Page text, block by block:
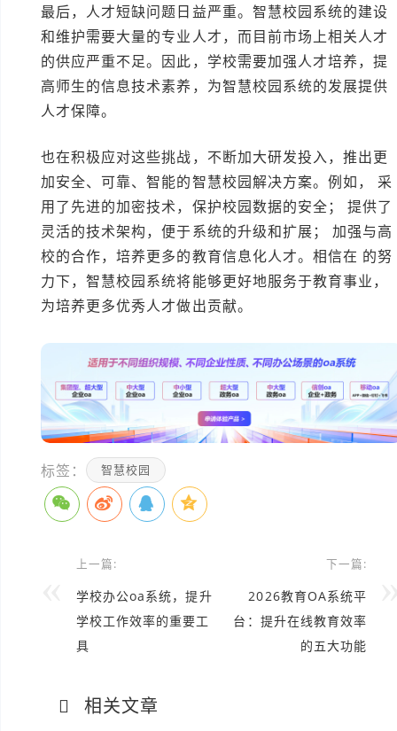
最后，人才短缺问题日益严重。智慧校园系统的建设
和维护需要大量的专业人才，而目前市场上相关人才
的供应严重不足。因此，学校需要加强人才培养，提
高师生的信息技术素养，为智慧校园系统的发展提供
人才保障。
也在积极应对这些挑战，不断加大研发投入，推出更
加安全、可靠、智能的智慧校园解决方案。例如， 采
用了先进的加密技术，保护校园数据的安全； 提供了
灵活的技术架构，便于系统的升级和扩展； 加强与高
校的合作，培养更多的教育信息化人才。相信在 的努
力下，智慧校园系统将能够更好地服务于教育事业，
为培养更多优秀人才做出贡献。
标签： 智慧校园
上一篇:
学校办公oa系统，提升
学校工作效率的重要工
具
下一篇:
2026教育OA系统平
台：提升在线教育效率
的五大功能
相关文章